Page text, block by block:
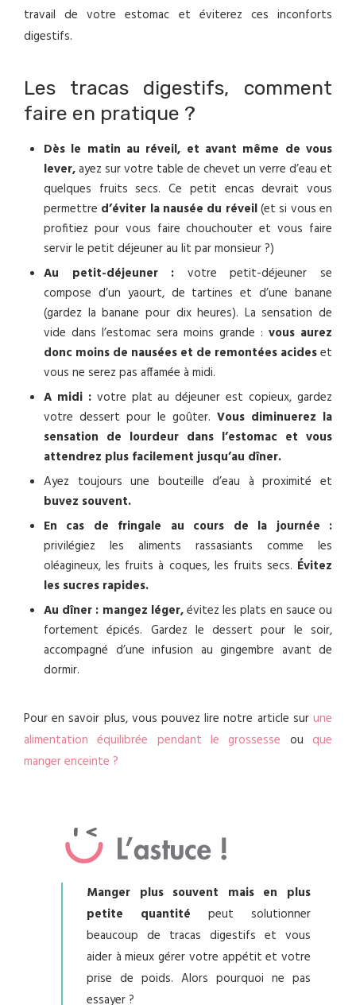
travail de votre estomac et éviterez ces inconforts
digestifs.
Les tracas digestifs, comment
faire en pratique ?
Dès le matin au réveil, et avant même de vous
lever,ayez sur votre table de chevet un verre d’eau et
quelques fruits secs. Ce petit encas devrait vous
permettre d’éviter la nausée du réveil(et si vous en
profitiez pour vous faire chouchouter et vous faire
servir le petit déjeuner au lit par monsieur ?)
Au petit-déjeuner : votre petit-déjeuner se
compose d’un yaourt, de tartines et d’une banane
(gardez la banane pour dix heures). La sensation de
vide dans l’estomac sera moins grande : vous aurez
donc moins de nausées et de remontées acideset
vous ne serez pas affamée à midi.
A midi :votre plat au déjeuner est copieux, gardez
votre dessert pour le goûter. Vous diminuerez la
sensation de lourdeur dans l’estomac et vous
attendrez plus facilement jusqu’au dîner.
Ayez toujours une bouteille d’eau à proximité et
buvez souvent.
En cas de fringale au cours de la journée :
privilégiez les aliments rassasiants comme les
oléagineux, les fruits à coques, les fruits secs. Évitez
les sucres rapides.
Au dîner : mangez léger,évitez les plats en sauce ou
fortement épicés. Gardez le dessert pour le soir,
accompagné d’une infusion au gingembre avant de
dormir.
Pour en savoir plus, vous pouvez lire notre article sur une
alimentation équilibrée pendant le grossesse ou que
manger enceinte ?
Manger plus souvent mais en plus
petite quantité peut solutionner
beaucoup de tracas digestifs et vous
aider à mieux gérer votre appétit et votre
prise de poids. Alors pourquoi ne pas
essayer ?